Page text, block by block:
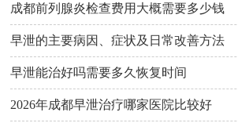
成都前列腺炎检查费用大概需要多少钱
早泄的主要病因、症状及日常改善方法
早泄能治好吗需要多久恢复时间
2026年成都早泄治疗哪家医院比较好